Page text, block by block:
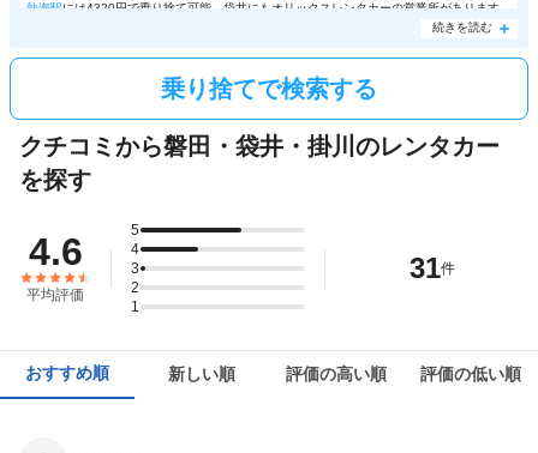
熱海駅には4320円で乗り捨て可能。袋井にもオリックスレンタカーの営業所があります。
磐田と袋井は同じエリアに当たるので、無料で乗り捨てできるのが嬉しいポイント。絶景
観光を楽しんでみてはいかがですか。
続きを読む
乗り捨てで検索する
クチコミから磐田・袋井・掛川のレンタカー
を探す
4.6
平均評価
5
4
3
2
1
31件
おすすめ順 新しい順 評価の高い順 評価の低い順